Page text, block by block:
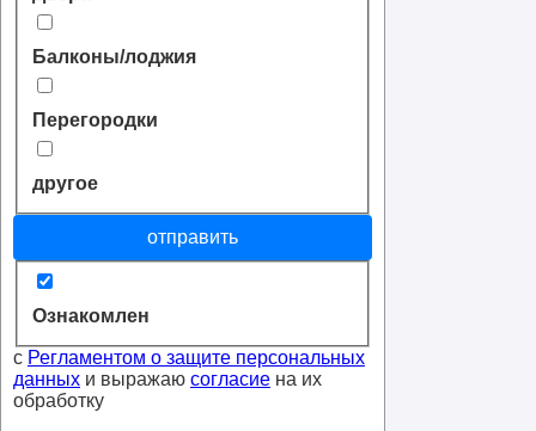
Балконы/лоджия
Перегородки
другое
отправить
Ознакомлен
с Регламентом о защите персональных
данных и выражаю согласие на их
обработку